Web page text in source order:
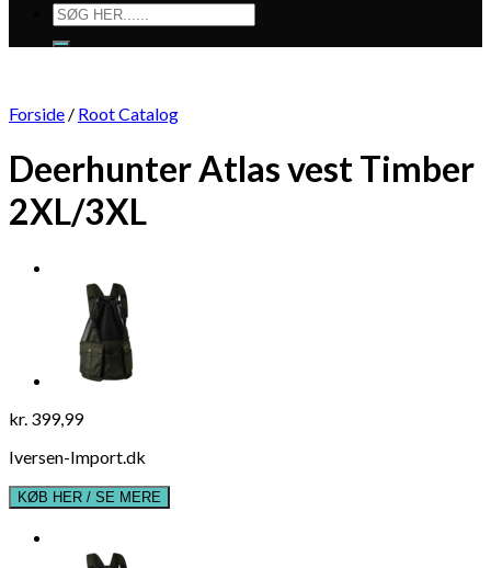
Søg
efter:
Forside / Root Catalog
Deerhunter Atlas vest Timber
2XL/3XL
kr. 399,99
Iversen-Import.dk
KØB HER / SE MERE